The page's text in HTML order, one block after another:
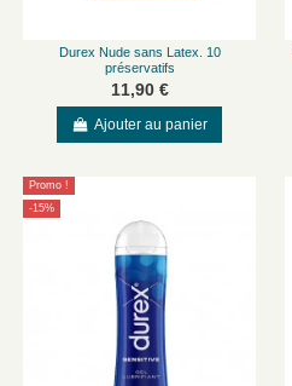
Durex Nude sans Latex. 10
préservatifs
11,90 €
Ajouter au panier
Promo !
-15%